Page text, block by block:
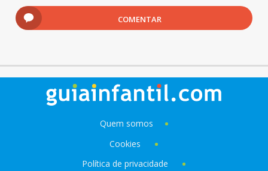
COMENTAR
Quem somos
Cookies
Política de privacidade